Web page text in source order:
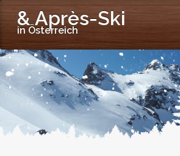
& Après-Ski
in Österreich